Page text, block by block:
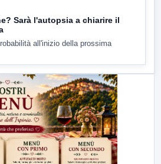
Sarà l'autopsia a chiarire il
all'inizio della prossima